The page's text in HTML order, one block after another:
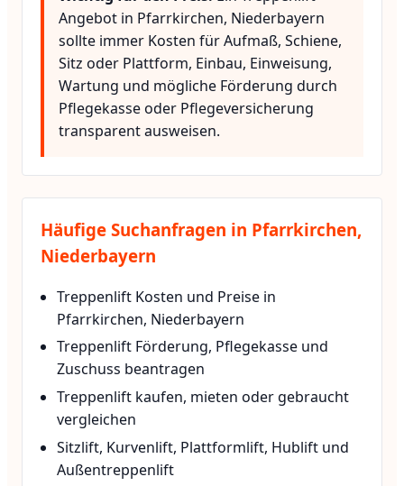
Angebot in Pfarrkirchen, Niederbayern
sollte immer Kosten für Aufmaß, Schiene,
Sitz oder Plattform, Einbau, Einweisung,
Wartung und mögliche Förderung durch
Pflegekasse oder Pflegeversicherung
transparent ausweisen.
Häufige Suchanfragen in Pfarrkirchen,
Niederbayern
Treppenlift Kosten und Preise in
Pfarrkirchen, Niederbayern
Treppenlift Förderung, Pflegekasse und
Zuschuss beantragen
Treppenlift kaufen, mieten oder gebraucht
vergleichen
Sitzlift, Kurvenlift, Plattformlift, Hublift und
Außentreppenlift